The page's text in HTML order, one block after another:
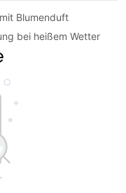
Blumenduft
bei heißem Wetter